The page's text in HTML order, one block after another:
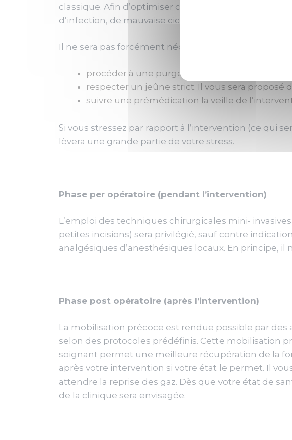
classique. Afin d’optimiser cette phase pré
d’infection, de mauvaise cicatrisation, de phlébite et
Il ne sera pas forcément nécessaire de :
procéder à une purge intestinale (pour la
respecter un jeûne strict. Il vous sera proposé
suivre une prémédication la veille de
Si vous stressez par rapport à l’intervention (ce qui
lèvera une grande partie de votre stress.
Phase per opératoire (pendant l’intervention)
L’emploi des techniques chirurgicales mini-
petites incisions) sera privilégié, sauf contre
analgésiques d’anesthésiques locaux. En principe, il
Phase post opératoire (après l’intervention)
La mobilisation précoce est rendue possible par
selon des protocoles prédéfinis. Cette mobilisation
soignant permet une meilleure récupération de la
après votre intervention si votre état le permet. Il
attendre la reprise des gaz. Dès que votre état de
de la clinique sera envisagée.